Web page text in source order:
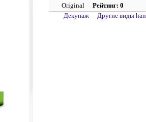
Original
Рейтинг: 0
Декупаж
Другие виды